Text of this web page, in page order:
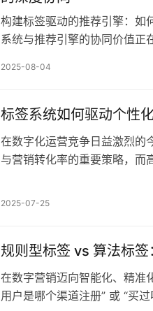
构建标签驱动的推荐引擎：如
系统与推荐引擎的协同价值正
推荐引擎的…
2025-08-04
标签系统如何驱动个性
在数字化运营竞争日益激烈的
与营销转化率的重要策略，而
2025-07-25
规则型标签 vs 算法标
在数字营销迈向智能化、精准
用户是哪个渠道注册” 或 “买